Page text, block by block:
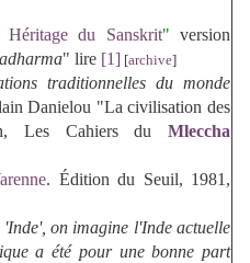
Héritage du Sanskrit"version
" lire [1] [archive]
traditionnelles du monde
Danielou "La civilisation des
Les Cahiers du Mleccha
. Édition du Seuil, 1981,
on imagine l'Inde actuelle
a été pour une bonne part